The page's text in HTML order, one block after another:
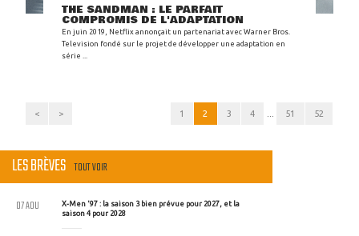
THE SANDMAN : LE PARFAIT
COMPROMIS DE L'ADAPTATION
En juin 2019, Netflix annonçait un partenariat avec Warner Bros.
Television fondé sur le projet de développer une adaptation en
série ...
< > 1 2 3 4 51 52
LES BRÈVES TOUT VOIR
X-Men '97 : la saison 3 bien prévue pour 2027, et la
saison 4 pour 2028
07 AOU